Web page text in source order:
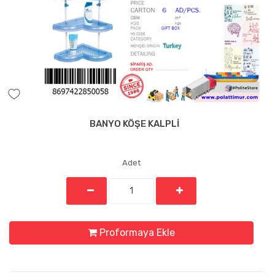
BANYO KÖŞE KALPLİ
Adet
Proformaya Ekle